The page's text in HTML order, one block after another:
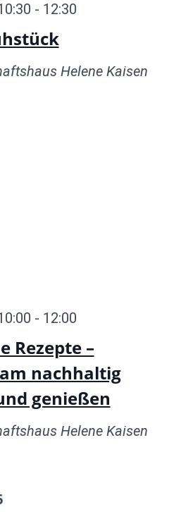
- 12:30
Helene Kaisen
Rezepte –
nachhaltig
genießen
- 12:00
Helene Kaisen